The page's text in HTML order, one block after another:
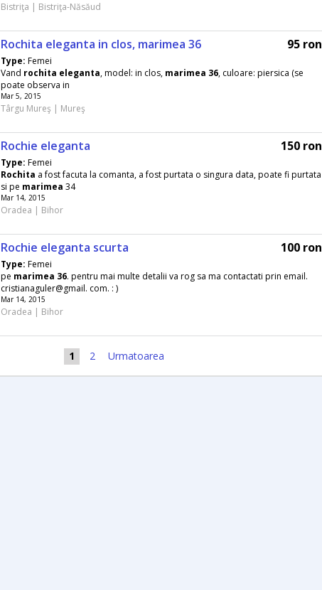
Bistriţa | Bistriţa-Năsăud
Rochita eleganta in clos, marimea 36 95 ron
Type: Femei
Vand rochita eleganta, model: in clos, marimea 36, culoare: piersica (se
poate observa in
Mar 5, 2015
Târgu Mureş | Mureş
Rochie eleganta 150 ron
Type: Femei
Rochita a fost facuta la comanta, a fost purtata o singura data, poate fi purtata
si pe marimea 34
Mar 14, 2015
Oradea | Bihor
Rochie eleganta scurta 100 ron
Type: Femei
pe marimea 36. pentru mai multe detalii va rog sa ma contactati prin email.
cristianaguler@gmail. com. : )
Mar 14, 2015
Oradea | Bihor
1 2 Urmatoarea